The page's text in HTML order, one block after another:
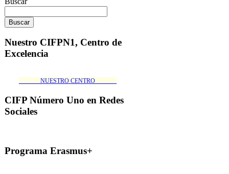
Nuestro CIFPN1, Centro de
Excelencia
_______NUESTRO CENTRO_______
CIFP Número Uno en Redes
Sociales
Programa Erasmus+